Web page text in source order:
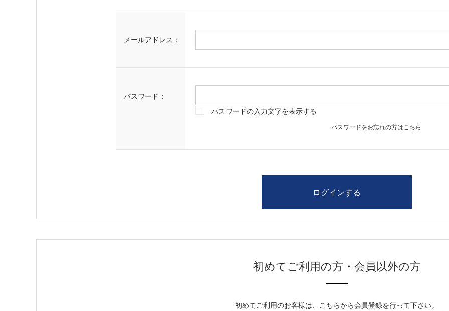
メールアドレス：
パスワード：
パスワードの入力文字を表示する
パスワードをお忘れの方はこちら
初めてご利用の方・会員以外の方
初めてご利用のお客様は、こちらから会員登録を行って下さい。